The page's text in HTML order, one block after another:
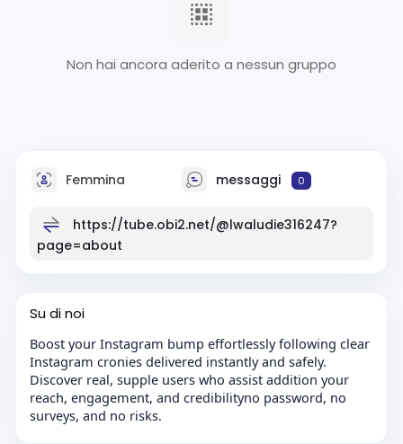
Non hai ancora aderito a nessun gruppo
Femmina messaggi 0
https://tube.obi2.net/@lwaludie316247?
page=about
Su di noi
Boost your Instagram bump effortlessly following clear
Instagram cronies delivered instantly and safely.
Discover real, supple users who assist addition your
reach, engagement, and credibilityno password, no
surveys, and no risks.